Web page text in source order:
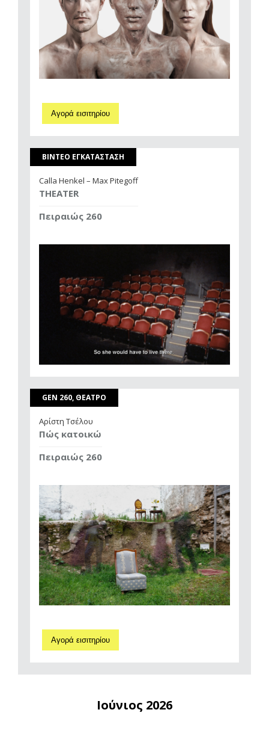
Αγορά εισιτηρίου
ΒΙΝΤΕΟ ΕΓΚΑΤΑΣΤΑΣΗ
Calla Henkel – Max Pitegoff
THEATER
Πειραιώς 260
GEN 260, ΘΕΑΤΡΟ
Αρίστη Τσέλου
Πώς κατοικώ
Πειραιώς 260
Αγορά εισιτηρίου
Ιούνιος 2026